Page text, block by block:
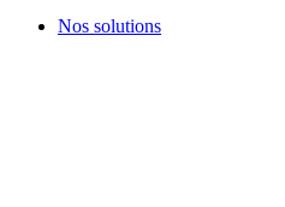
Nos solutions